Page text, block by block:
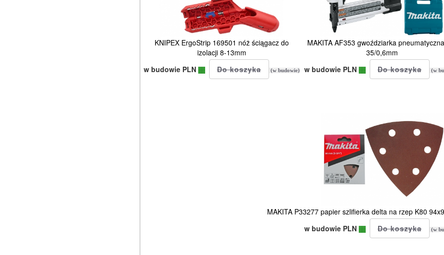
KNIPEX ErgoStrip 169501 nóż ściągacz do
izolacji 8-13mm
w budowie PLN
(w budowie)
MAKITA AF353 gwoździarka
35/0,6mm
w budowie PLN
(w
MAKITA P33277 papier szlifierka delta na rzep K80
w budowie PLN
(w